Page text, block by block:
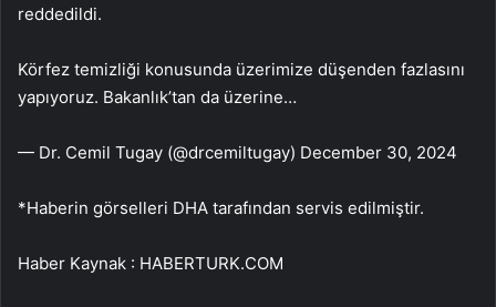
reddedildi.
Körfez temizliği konusunda üzerimize düşenden fazlasını
yapıyoruz. Bakanlık’tan da üzerine…
— Dr. Cemil Tugay (@drcemiltugay) December 30, 2024
*Haberin görselleri DHA tarafından servis edilmiştir.
Haber Kaynak : HABERTURK.COM